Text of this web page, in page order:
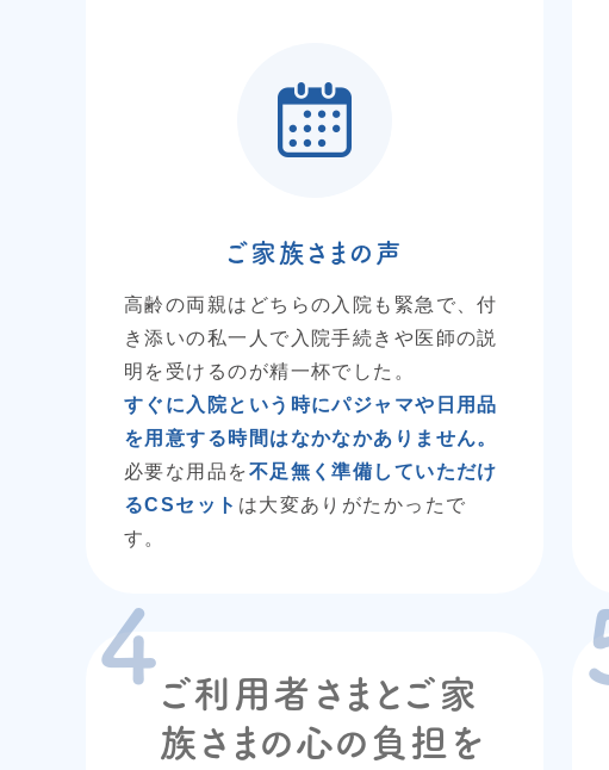
ご家族さまの声
高齢の両親はどちらの入院も緊急で、付
き添いの私一人で入院手続きや医師の説
明を受けるのが精一杯でした。
すぐに入院という時にパジャマや日用品
を用意する時間はなかなかありません。
必要な用品を不足無く準備していただけ
るCSセット は大変ありがたかったで
す。
ご利用者さまとご家
族さまの心の負担を